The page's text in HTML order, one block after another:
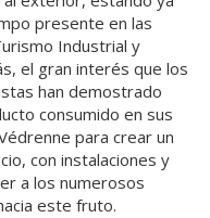
presente en las
Industrial y
el gran interés que los
han demostrado
consumido en sus
para crear un
con instalaciones y
a los numerosos
este fruto.